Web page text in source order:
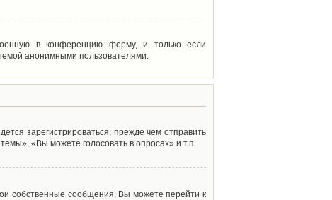
в конференцию форму, и только если
анонимными пользователями.
зарегистрироваться, прежде чем отправить
«Вы можете голосовать в опросах» и т.п.
собственные сообщения. Вы можете перейти к